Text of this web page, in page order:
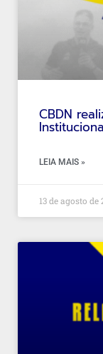
CBDN
LEIA MAIS »
13 de agosto de